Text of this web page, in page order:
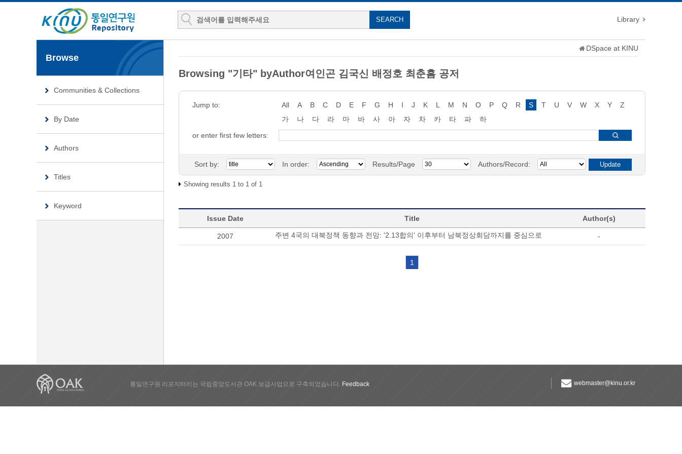
Library
Browse
Communities & Collections
By Date
Authors
Titles
Keyword
DSpace at KINU
Browsing "기타" byAuthor여인곤 김국신 배정호 최춘흠 공저
Jump to: All A B C D E F G H I J K L M N O P Q R S T U V W X Y
Z
가
나 다 라 마 바 사 아 자 차 카 타 파
하
or enter first few letters:
Sort by: In order: Results/Page Authors/Record:
Showing results 1 to 1 of 1
Issue Date Title Author(s)
2007 주변 4국의 대북정책 동향과 전망: '2.13합의' 이후부터 남북정상회담까지를 중심으로 -
1
webmaster@kinu.or.kr
통일연구원 리포지터리는 국립중앙도서관 OAK 보급사업으로 구축되었습니다. Feedback